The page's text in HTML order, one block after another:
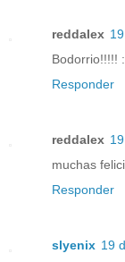
reddalex
Bodorrio!!!!!
Responder
reddalex
muchas
Responder
slyenix 19